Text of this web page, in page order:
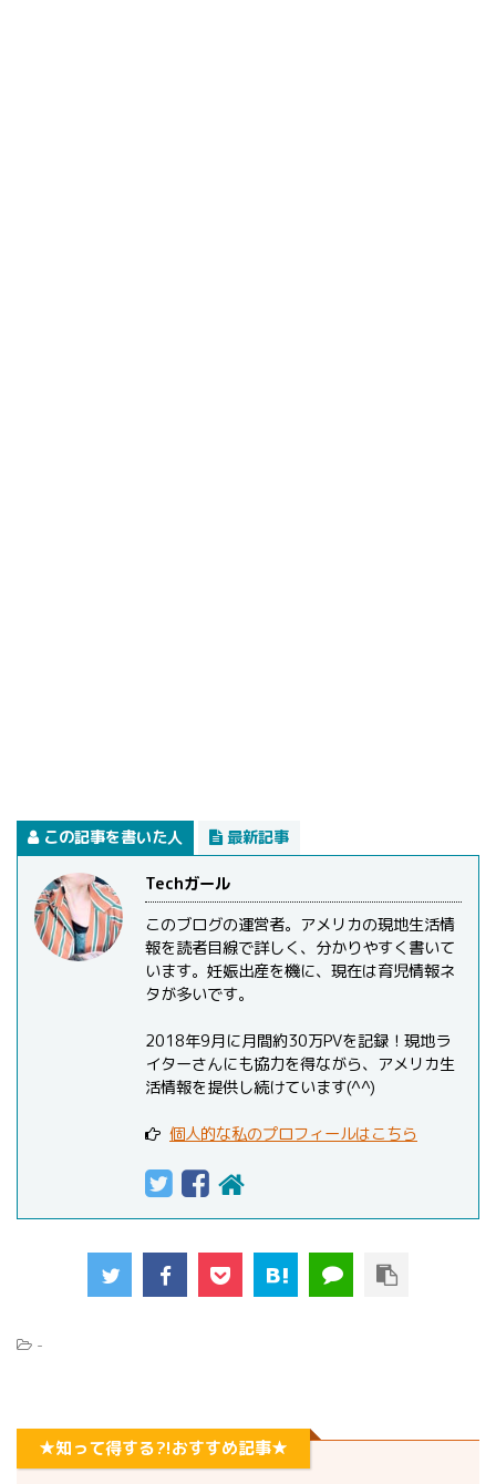
この記事を書いた人 最新記事
Techガール
このブログの運営者。アメリカの現地生活情
報を読者目線で詳しく、分かりやすく書いて
います。妊娠出産を機に、現在は育児情報ネ
タが多いです。
2018年9月に月間約30万PVを記録！現地ラ
イターさんにも協力を得ながら、アメリカ生
活情報を提供し続けています(^^)
個人的な私のプロフィールはこちら
-
★知って得する?!おすすめ記事★